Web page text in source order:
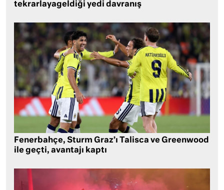
tekrarlayageldiği yedi davranış
Fenerbahçe, Sturm Graz’ı Talisca ve Greenwood
ile geçti, avantajı kaptı